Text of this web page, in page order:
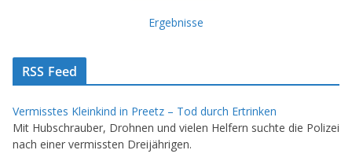
Ergebnisse
RSS Feed
Vermisstes Kleinkind in Preetz – Tod durch Ertrinken
Mit Hubschrauber, Drohnen und vielen Helfern suchte die Polizei
nach einer vermissten Dreijährigen.